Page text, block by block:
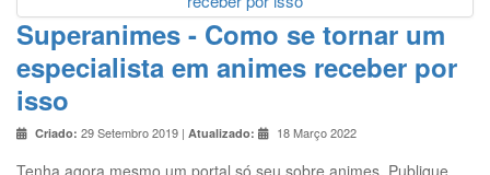
Superanimes - Como se tornar um
especialista em animes receber por
isso
Criado: 29 Setembro 2019 | Atualizado: 18 Março 2022
Tenha agora mesmo um portal só seu sobre animes. Publique